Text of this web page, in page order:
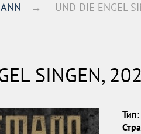
UND DIE ENGEL
SINGEN,
Тип: